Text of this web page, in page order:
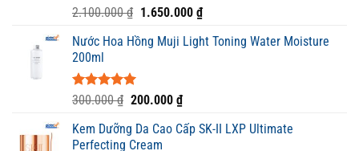
Được xếp
5 sao
2.100.000₫ Giá
là:
1.650.000 ₫Giá
tại
Nước Hoa Hồng Muji Light Toning Water Moisture
200ml
Được xếp
5.00
5 sao
300.000₫ Giá
là:
200.000 ₫Giá
tại
Kem Dưỡng Da Cao Cấp SK-II LXP Ultimate
Perfecting Cream